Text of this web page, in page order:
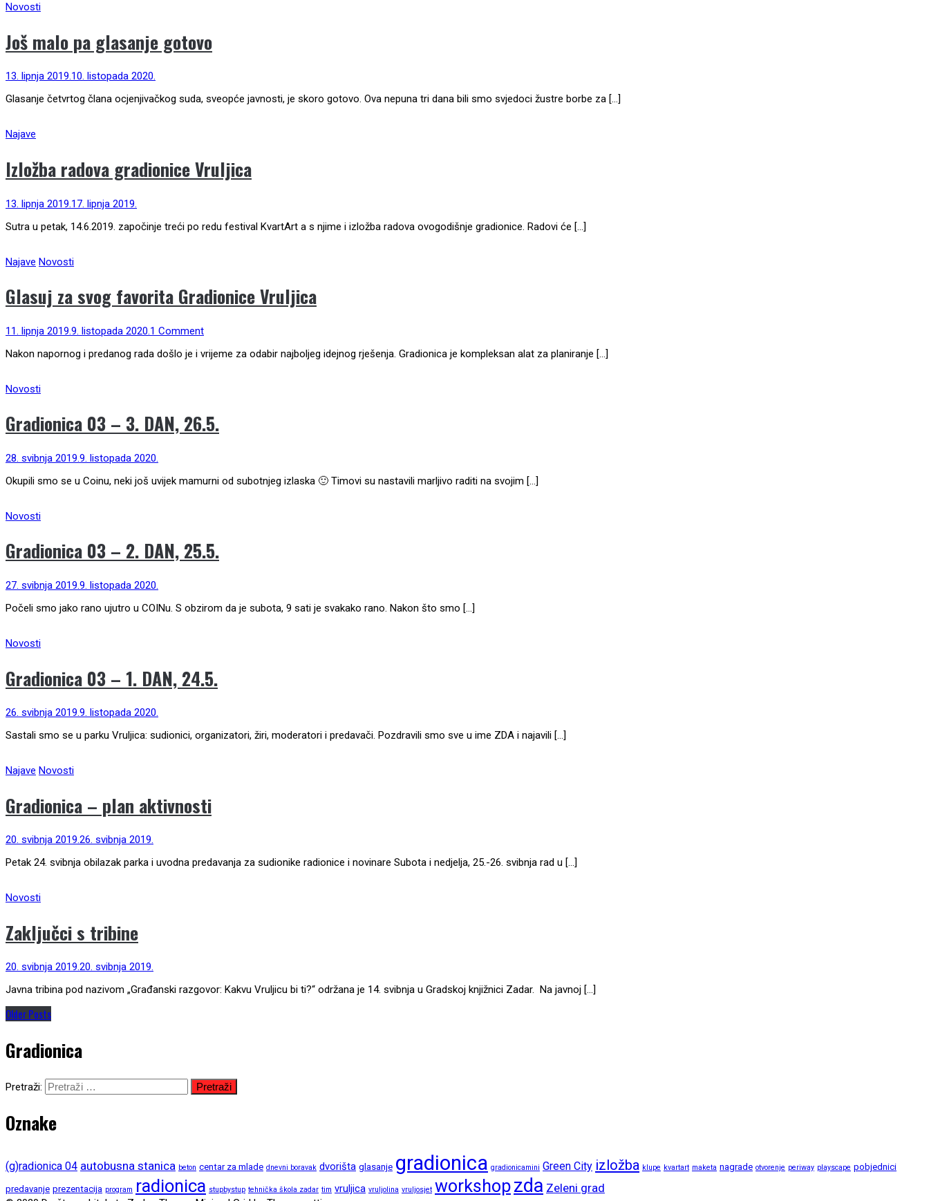
Novosti
Još malo pa glasanje gotovo
13. lipnja 2019.10. listopada 2020.
Glasanje četvrtog člana ocjenjivačkog suda, sveopće javnosti, je skoro gotovo. Ova nepuna tri dana bili smo svjedoci žustre borbe za […]
Najave
Izložba radova gradionice Vruljica
13. lipnja 2019. 17. lipnja 2019.
Sutra u petak, 14.6.2019. započinje treći po redu festival KvartArt a s njime i izložba radova ovogodišnje gradionice. Radovi će […]
Najave Novosti
Glasuj za svog favorita Gradionice Vruljica
11. lipnja 2019.9. listopada 2020.1 Comment
Nakon napornog i predanog rada došlo je i vrijeme za odabir najboljeg idejnog rješenja. Gradionica je kompleksan alat za planiranje […]
Novosti
Gradionica 03 – 3. DAN, 26.5.
28. svibnja 2019.9. listopada 2020.
Okupili smo se u Coinu, neki još uvijek mamurni od subotnjeg izlaska 🙂 Timovi su nastavili marljivo raditi na svojim […]
Novosti
Gradionica 03 – 2. DAN, 25.5.
27. svibnja 2019.9. listopada 2020.
Počeli smo jako rano ujutro u COINu. S obzirom da je subota, 9 sati je svakako rano. Nakon što smo […]
Novosti
Gradionica 03 – 1. DAN, 24.5.
26. svibnja 2019.9. listopada 2020.
Sastali smo se u parku Vruljica: sudionici, organizatori, žiri, moderatori i predavači. Pozdravili smo sve u ime ZDA i najavili […]
Najave Novosti
Gradionica – plan aktivnosti
20. svibnja 2019.26. svibnja 2019.
Petak 24. svibnja obilazak parka i uvodna predavanja za sudionike radionice i novinare Subota i nedjelja, 25.-26. svibnja rad u […]
Novosti
Zaključci s tribine
20. svibnja 2019.20. svibnja 2019.
Javna tribina pod nazivom „Građanski razgovor: Kakvu Vruljicu bi ti?“ održana je 14. svibnja u Gradskoj knjižnici Zadar. Na javnoj […]
Older Posts
Gradionica
Pretraži:
Oznake
(g)radionica 04 autobusna stanica beton centar za mlade dnevni boravak dvorišta glasanje gradionica gradionicamini Green City izložba klupe kvartart maketa nagrade otvorenje periway playscape pobjednici
predavanje prezentacija program radionica stupbystup tehnička škola zadar tim vruljica vruljolina vruljosjet workshopzda Zeleni grad